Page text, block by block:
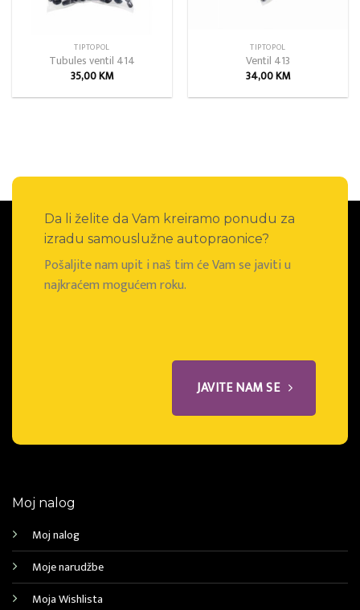
TIPTOPOL
Tubules ventil 414
35,00KM
TIPTOPOL
Ventil 413
34,00KM
Da li želite da Vam kreiramo ponudu za
izradu samouslužne autopraonice?
Pošaljite nam upit i naš tim će Vam se javiti u
najkraćem mogućem roku.
JAVITE NAM SE
Moj nalog
Moj nalog
Moje narudžbe
Moja Wishlista